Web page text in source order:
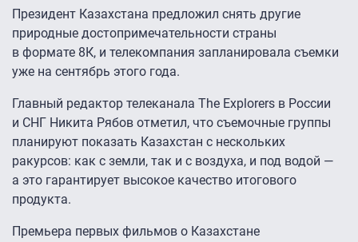
Президент Казахстана предложил снять другие
природные достопримечательности страны
в формате 8К, и телекомпания запланировала съемки
уже на сентябрь этого года.
Главный редактор телеканала The Explorers в России
и СНГ Никита Рябов отметил, что съемочные группы
планируют показать Казахстан с нескольких
ракурсов: как с земли, так и с воздуха, и под водой —
а это гарантирует высокое качество итогового
продукта.
Премьера первых фильмов о Казахстане